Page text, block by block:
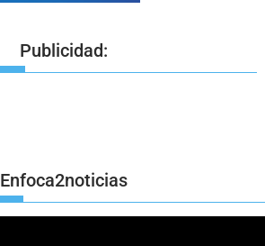
Publicidad:
Enfoca2noticias